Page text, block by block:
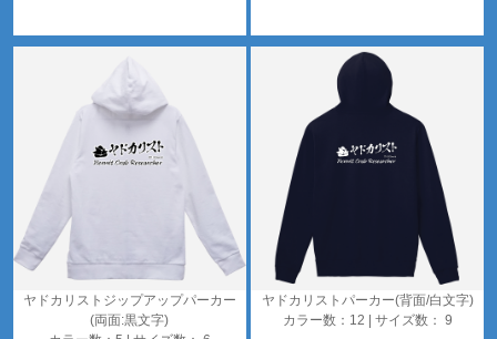
ヤドカリストジップアップパーカー
(両面:黒文字)
ヤドカリストパーカー(背面/白文字)
カラー数：12 | サイズ数： 9